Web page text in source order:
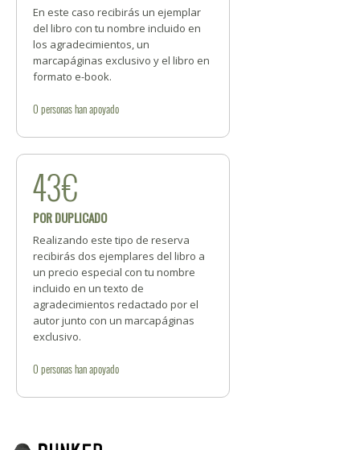
En este caso recibirás un ejemplar
del libro con tu nombre incluido en
los agradecimientos, un
marcapáginas exclusivo y el libro en
formato e-book.
0 personashan apoyado
43€
POR DUPLICADO
Realizando este tipo de reserva
recibirás dos ejemplares del libro a
un precio especial con tu nombre
incluido en un texto de
agradecimientos redactado por el
autor junto con un marcapáginas
exclusivo.
0 personashan apoyado